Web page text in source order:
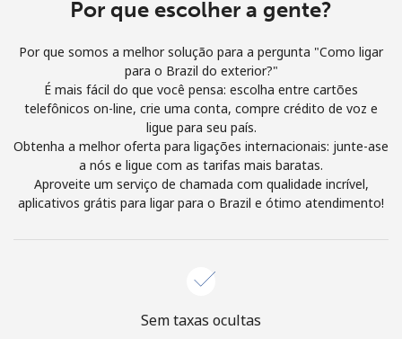
ou
Continuar com
Por que escolher a gente?
Por que somos a melhor solução para a pergunta "Como ligar
para o Brazil do exterior?"
É mais fácil do que você pensa: escolha entre cartões
telefônicos on-line, crie uma conta, compre crédito de voz e
ligue para seu país.
Obtenha a melhor oferta para ligações internacionais: junte-ase
a nós e ligue com as tarifas mais baratas.
Aproveite um serviço de chamada com qualidade incrível,
aplicativos grátis para ligar para o Brazil e ótimo atendimento!
Sem taxas ocultas